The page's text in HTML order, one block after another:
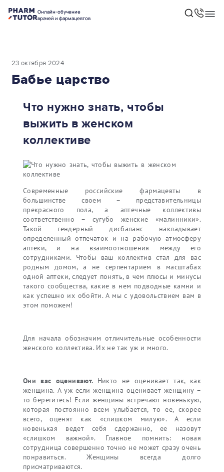
Онлайн-обучение
врачей и фармацевтов
23 октября 2024
Бабье царство
Что нужно знать, чтобы
выжить в женском
коллективе
Современные российские фармацевты в
большинстве своем – представительницы
прекрасного пола, а аптечные коллективы
соответственно – сугубо женские «малинники».
Такой гендерный дисбаланс накладывает
определенный отпечаток и на рабочую атмосферу
аптеки, и на взаимоотношения между его
сотрудниками. Чтобы ваш коллектив стал для вас
родным домом, а не серпентарием в масштабах
одной аптеки, следует понять, в чем плюсы и минусы
такого сообщества, какие в нем подводные камни и
как успешно их обойти. А мы с удовольствием вам в
этом поможем!
Для начала обозначим отличительные особенности
женского коллектива. Их не так уж и много.
Они вас оценивают. Никто не оценивает так, как
женщина. А уж если женщина оценивает женщину –
то берегитесь! Если женщины встречают новенькую,
которая постоянно всем улыбается, то ее, скорее
всего, оценят как «слишком милую». А если
новенькая ведет себя сдержанно, ее назовут
«слишком важной». Главное помнить: новая
сотрудница совершенно точно не может сразу очень
понравиться. Женщины всегда долго
присматриваются.